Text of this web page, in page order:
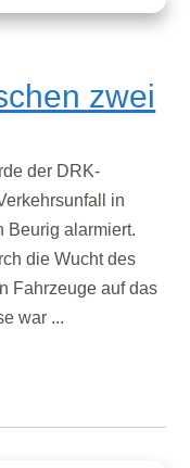
zwei
der DRK-
in
Beurig alarmiert.
die Wucht des
Fahrzeuge auf das
war ...